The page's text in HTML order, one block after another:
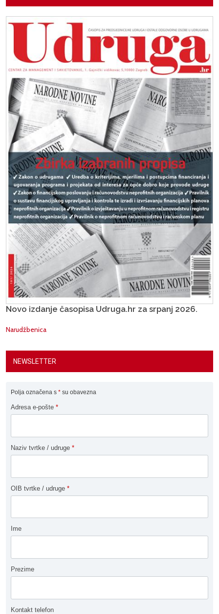
Novo izdanje časopisa Udruga.hr za srpanj 2026.
Narudžbenica
NEWSLETTER
Polja označena s * su obavezna
Adresa e-pošte *
Naziv tvrtke / udruge *
OIB tvrtke / udruge *
Ime
Prezime
Kontakt telefon